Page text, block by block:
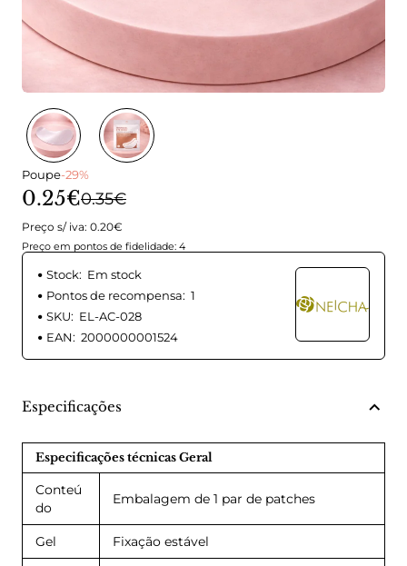
Poupe-29%
0.25€0.35€
Preço s/ iva: 0.20€
Preço em pontos de fidelidade: 4
Stock: Em stock
Pontos de recompensa: 1
SKU: EL-AC-028
EAN: 2000000001524
Especificações
Especificações técnicas Geral
Conteú
do
Embalagem de 1 par de patches
Gel Fixação estável